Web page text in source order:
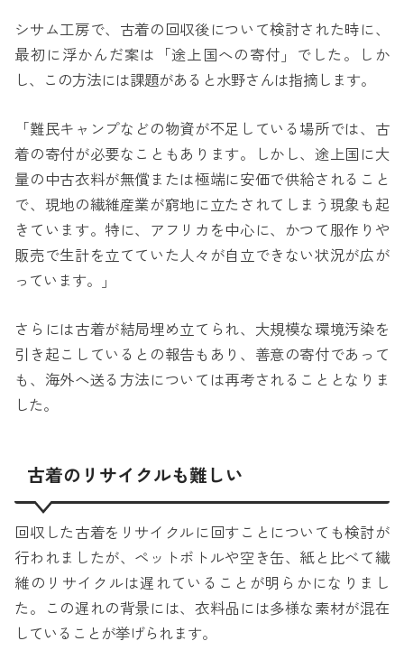
シサム工房で、古着の回収後について検討された時に、
最初に浮かんだ案は「途上国への寄付」でした。しか
し、この方法には課題があると水野さんは指摘します。
「難民キャンプなどの物資が不足している場所では、古
着の寄付が必要なこともあります。しかし、途上国に大
量の中古衣料が無償または極端に安価で供給されること
で、現地の繊維産業が窮地に立たされてしまう現象も起
きています。特に、アフリカを中心に、かつて服作りや
販売で生計を立てていた人々が自立できない状況が広が
っています。」
さらには古着が結局埋め立てられ、大規模な環境汚染を
引き起こしているとの報告もあり、善意の寄付であって
も、海外へ送る方法については再考されることとなりま
した。
古着のリサイクルも難しい
回収した古着をリサイクルに回すことについても検討が
行われましたが、ペットボトルや空き缶、紙と比べて繊
維のリサイクルは遅れていることが明らかになりまし
た。この遅れの背景には、衣料品には多様な素材が混在
していることが挙げられます。